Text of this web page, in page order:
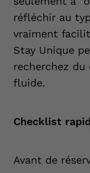
réfléchir au
vraiment
Stay Unique
recherchez
fluide.
Checklist
Avant de